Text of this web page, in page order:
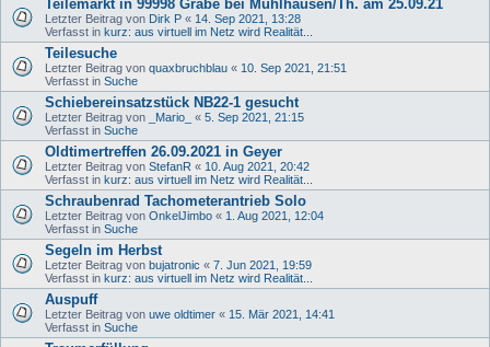
Teilemarkt in 99998 Grabe bei Mühlhausen/Th. am 25.09.21
Letzter Beitrag von Dirk P « 14. Sep 2021, 13:28
Verfasst in kurz: aus virtuell im Netz wird Realität...
Teilesuche
Letzter Beitrag von quaxbruchblau « 10. Sep 2021, 21:51
Verfasst in Suche
Schiebereinsatzstück NB22-1 gesucht
Letzter Beitrag von _Mario_ « 5. Sep 2021, 21:15
Verfasst in Suche
Oldtimertreffen 26.09.2021 in Geyer
Letzter Beitrag von StefanR « 10. Aug 2021, 20:42
Verfasst in kurz: aus virtuell im Netz wird Realität...
Schraubenrad Tachometerantrieb Solo
Letzter Beitrag von OnkelJimbo « 1. Aug 2021, 12:04
Verfasst in Suche
Segeln im Herbst
Letzter Beitrag von bujatronic « 7. Jun 2021, 19:59
Verfasst in kurz: aus virtuell im Netz wird Realität...
Auspuff
Letzter Beitrag von uwe oldtimer « 15. Mär 2021, 14:41
Verfasst in Suche